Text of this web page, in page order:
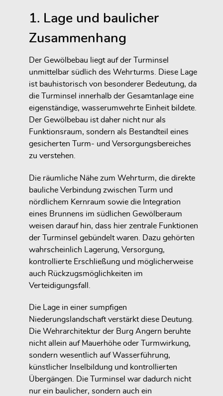
1. Lage und baulicher
Zusammenhang
Der Gewölbebau liegt auf der Turminsel
unmittelbar südlich des Wehrturms. Diese Lage
ist bauhistorisch von besonderer Bedeutung, da
die Turminsel innerhalb der Gesamtanlage eine
eigenständige, wasserumwehrte Einheit bildete.
Der Gewölbebau ist daher nicht nur als
Funktionsraum, sondern als Bestandteil eines
gesicherten Turm- und Versorgungsbereiches
zu verstehen.
Die räumliche Nähe zum Wehrturm, die direkte
bauliche Verbindung zwischen Turm und
nördlichem Kernraum sowie die Integration
eines Brunnens im südlichen Gewölberaum
weisen darauf hin, dass hier zentrale Funktionen
der Turminsel gebündelt waren. Dazu gehörten
wahrscheinlich Lagerung, Versorgung,
kontrollierte Erschließung und möglicherweise
auch Rückzugsmöglichkeiten im
Verteidigungsfall.
Die Lage in einer sumpfigen
Niederungslandschaft verstärkt diese Deutung.
Die Wehrarchitektur der Burg Angern beruhte
nicht allein auf Mauerhöhe oder Turmwirkung,
sondern wesentlich auf Wasserführung,
künstlicher Inselbildung und kontrollierten
Übergängen. Die Turminsel war dadurch nicht
nur ein baulicher, sondern auch ein